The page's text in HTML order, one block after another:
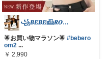
꧁𝑩𝑬𝑩𝑬𓊝𝑹𝑶𝑶𝑴꧂
🌟お買い物マラソン🌟 #bebero
om2 ...
￥ 2,990